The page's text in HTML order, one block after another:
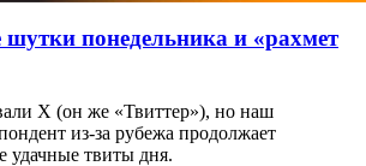
понедельника и «рахмет
X (он же «Твиттер»), но наш
из-за рубежа продолжает
удачные твиты дня.